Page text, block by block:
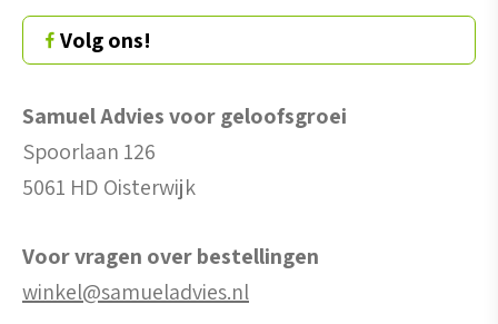
Volg ons!
Samuel Advies voor geloofsgroei
Spoorlaan 126
5061 HD Oisterwijk
Voor vragen over bestellingen
winkel@samueladvies.nl